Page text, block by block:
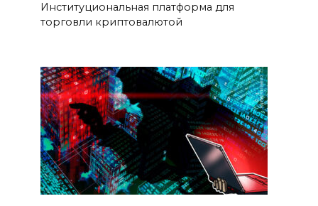
Институциональная платформа для
торговли криптовалютой